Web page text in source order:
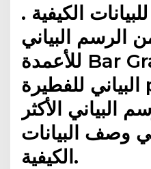
الكيفية .
الرسم البياني
للأعمدة Bar Graph والرسم
البياني للفطيرة pie charts
البياني الأكثر
وصف البيانات
الكيفية.